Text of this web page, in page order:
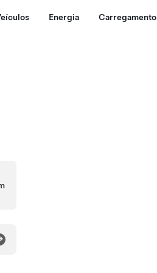
Energia Carregamento